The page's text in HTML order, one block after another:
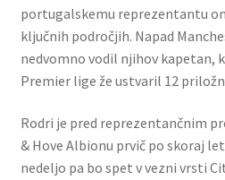
portugalskemu reprezentantu
ključnih področjih. Napad
nedvomno vodil njihov kapetan,
Premier lige že ustvaril 12
Rodri je pred reprezentančnim
& Hove Albionu prvič po skoraj
nedeljo pa bo spet v vezni vrsti